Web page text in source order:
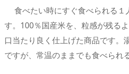
食べたい時にすぐ食べられる
す。100％国産米を、粒感が残る
口当たり良く仕上げた商品です。
ですが、常温のままでも食べられ